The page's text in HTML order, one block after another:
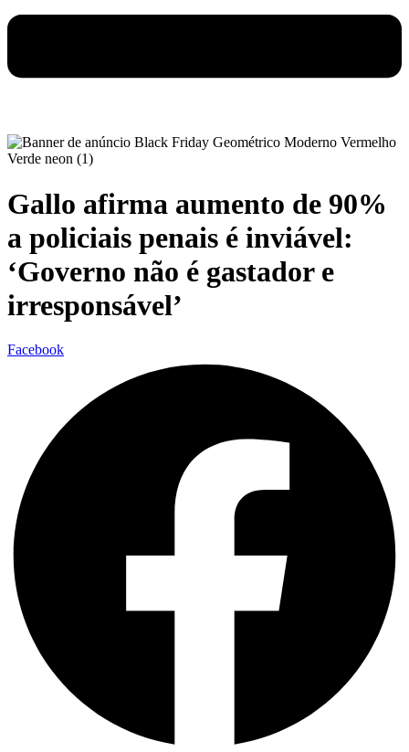
Gallo afirma aumento de 90%
a policiais penais é inviável:
‘Governo não é gastador e
irresponsável’
Facebook